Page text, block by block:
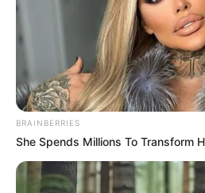
Nova estratégia de vacinação
BRAINBERRIES
She Spends Millions To Transform